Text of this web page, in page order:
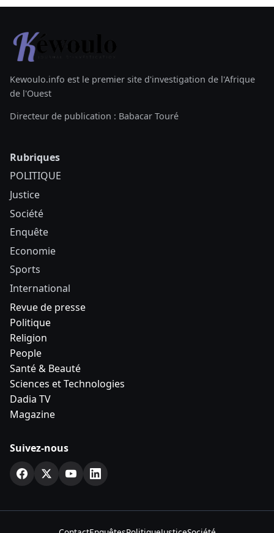
Kewoulo.info est le premier site d'investigation de l'Afrique
de l'Ouest
Directeur de publication : Babacar Touré
Rubriques
POLITIQUE
Justice
Société
Enquête
Economie
Sports
International
Revue de presse
Politique
Religion
People
Santé & Beauté
Sciences et Technologies
Dadia TV
Magazine
Suivez-nous